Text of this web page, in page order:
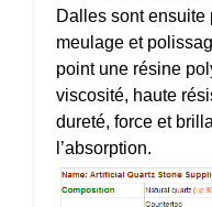
Dalles sont ensuite
meulage et
point une résine
viscosité, haute
dureté, force et
l’absorption.